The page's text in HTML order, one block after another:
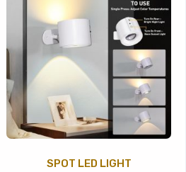
SPOT LED LIGHT